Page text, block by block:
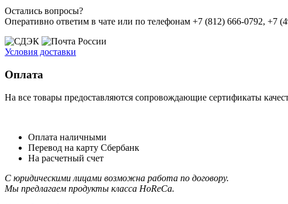
Остались вопросы?
Оперативно ответим в чате или по телефонам +7 (812) 666-0792, +7
Условия доставки
Оплата
На все товары предоставляются сопровождающие сертификаты
Оплата наличными
Перевод на карту Сбербанк
На расчетный счет
С юридическими лицами возможна работа по договору.
Мы предлагаем продукты класса HoReCa.